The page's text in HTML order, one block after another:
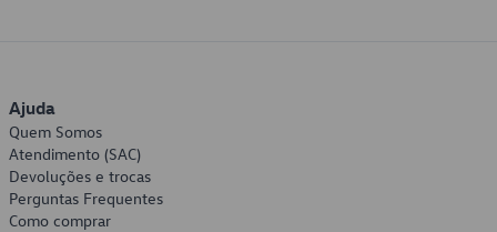
Ajuda
Quem Somos
Atendimento (SAC)
Devoluções e trocas
Perguntas Frequentes
Como comprar